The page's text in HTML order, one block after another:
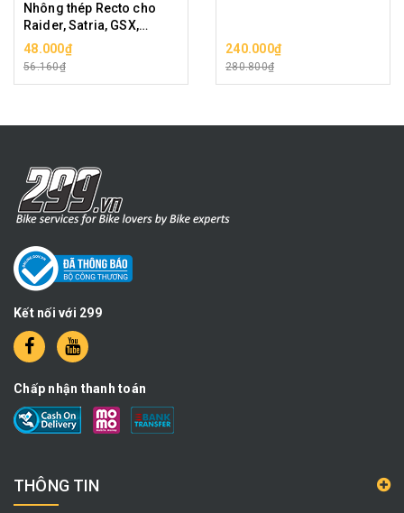
Nhông thép Recto cho
Raider, Satria, GSX,
Bandit
48.000₫
56.160₫
240.000₫
280.800₫
Kết nối với 299
Chấp nhận thanh toán
THÔNG TIN